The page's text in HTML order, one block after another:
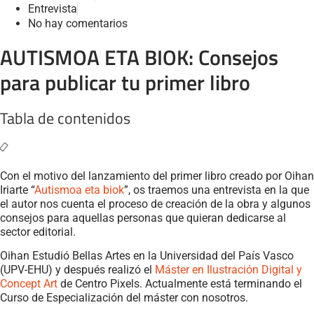
Entrevista
No hay comentarios
AUTISMOA ETA BIOK: Consejos
para publicar tu primer libro
Tabla de contenidos
Con el motivo del lanzamiento del primer libro creado por Oihan
Iriarte “Autismoa eta biok”, os traemos una entrevista en la que
el autor nos cuenta el proceso de creación de la obra y algunos
consejos para aquellas personas que quieran dedicarse al
sector editorial.
Oihan Estudió Bellas Artes en la Universidad del País Vasco
(UPV-EHU) y después realizó el Máster en Ilustración Digital y
Concept Art de Centro Pixels. Actualmente está terminando el
Curso de Especialización del máster con nosotros.